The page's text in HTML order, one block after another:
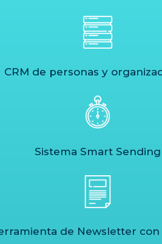
CRM de personas y
Sistema Smart Sending
de Newsletter con